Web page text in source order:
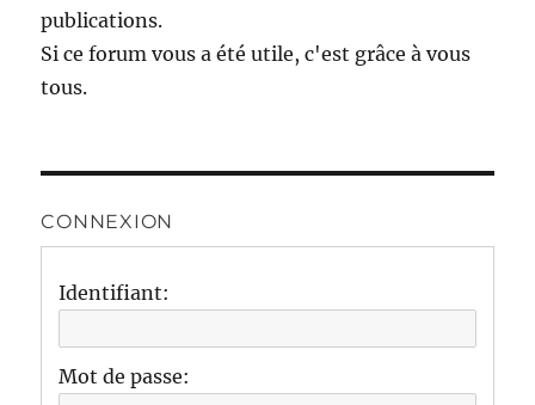
publications.
Si ce forum vous a été utile, c'est grâce à vous
tous.
CONNEXION
Identifiant:
Mot de passe: